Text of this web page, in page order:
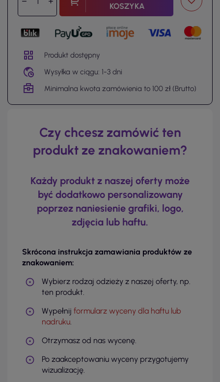
KOSZYKA
Produkt dostępny
Wysyłka w ciągu: 1-3 dni
Minimalna kwota zamówienia to 100 zł (Brutto)
Czy chcesz zamówić ten
produkt ze znakowaniem?
Każdy produkt z naszej oferty może
być dodatkowo personalizowany
poprzez naniesienie grafiki, logo,
zdjęcia lub haftu.
Skrócona instrukcja zamawiania produktów ze
znakowaniem:
Wybierz rodzaj odzieży z naszej oferty, np.
ten produkt.
Wypełnij formularz wyceny dla haftu lub
nadruku.
Otrzymasz od nas wycenę.
Po zaakceptowaniu wyceny przygotujemy
wizualizację.